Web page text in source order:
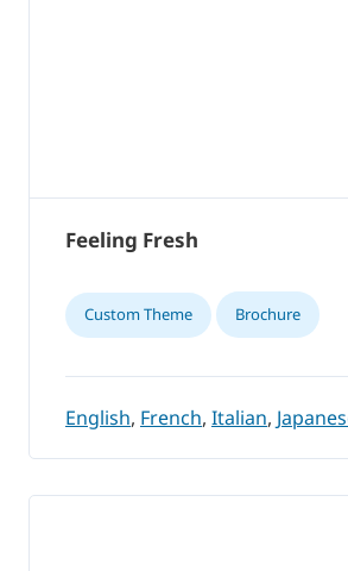
Feeling Fresh
Custom Theme Brochure
English, French, Italian,